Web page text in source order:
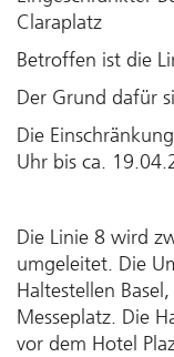
Claraplatz
Betroffen ist die
Der Grund dafür
Die
Uhr bis ca.
Die Linie 8 wird
umgeleitet. Die
Haltestellen
Messeplatz. Die
vor dem Hotel